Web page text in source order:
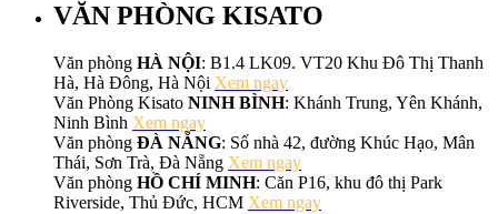
VĂN PHÒNG KISATO
Văn phòng HÀ NỘI: B1.4 LK09. VT20 Khu Đô Thị Thanh
Hà, Hà Đông, Hà Nội Xem ngay
Văn Phòng Kisato NINH BÌNH: Khánh Trung, Yên Khánh,
Ninh Bình Xem ngay
Văn phòng ĐÀ NẴNG: Số nhà 42, đường Khúc Hạo, Mân
Thái, Sơn Trà, Đà Nẵng Xem ngay
Văn phòng HỒ CHÍ MINH: Căn P16, khu đô thị Park
Riverside, Thủ Đức, HCM Xem ngay